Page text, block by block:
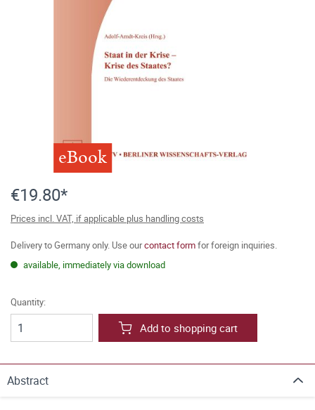
eBook
€19.80*
Prices incl. VAT, if applicable plus handling costs
Delivery to Germany only. Use ourcontact formfor foreign inquiries.
available, immediately via download
Quantity:
Add to shopping cart
Abstract